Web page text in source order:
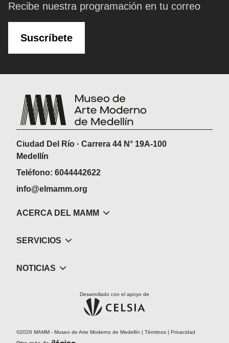
Recibe nuestra programación en tu correo
Suscríbete
Ciudad Del Río · Carrera 44 N° 19A-100
Medellín
Teléfono: 6044442622
info@elmamm.org
ACERCA DEL MAMM
SERVICIOS
NOTICIAS
Desarrollado con el apoyo de
©2026 MAMM - Museo de Arte Moderno de Medellín | Términos | Privacidad